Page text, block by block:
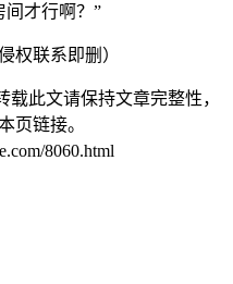
间才行啊？”
权联系即删）
载此文请保持文章完整性，
页链接。
8060.html